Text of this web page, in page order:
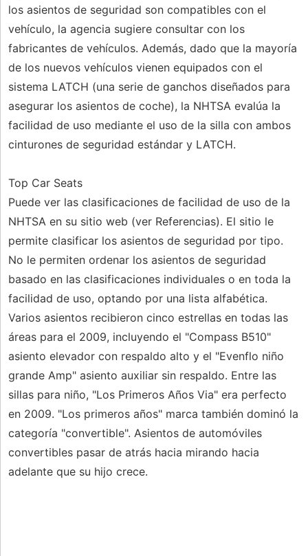
los asientos de seguridad son compatibles con el
vehículo, la agencia sugiere consultar con los
fabricantes de vehículos. Además, dado que la mayoría
de los nuevos vehículos vienen equipados con el
sistema LATCH (una serie de ganchos diseñados para
asegurar los asientos de coche), la NHTSA evalúa la
facilidad de uso mediante el uso de la silla con ambos
cinturones de seguridad estándar y LATCH.
Top Car Seats
Puede ver las clasificaciones de facilidad de uso de la
NHTSA en su sitio web (ver Referencias). El sitio le
permite clasificar los asientos de seguridad por tipo.
No le permiten ordenar los asientos de seguridad
basado en las clasificaciones individuales o en toda la
facilidad de uso, optando por una lista alfabética.
Varios asientos recibieron cinco estrellas en todas las
áreas para el 2009, incluyendo el "Compass B510"
asiento elevador con respaldo alto y el "Evenflo niño
grande Amp" asiento auxiliar sin respaldo. Entre las
sillas para niño, "Los Primeros Años Via" era perfecto
en 2009. "Los primeros años" marca también dominó la
categoría "convertible". Asientos de automóviles
convertibles pasar de atrás hacia mirando hacia
adelante que su hijo crece.